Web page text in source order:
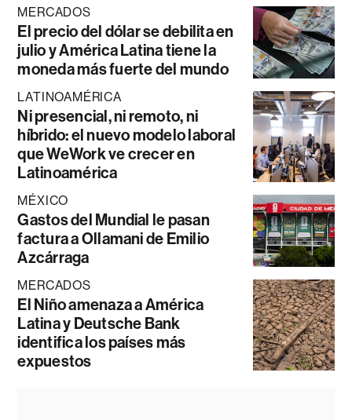
MERCADOS
El precio del dólar se debilita en
julio y América Latina tiene la
moneda más fuerte del mundo
LATINOAMÉRICA
Ni presencial, ni remoto, ni
híbrido: el nuevo modelo laboral
que WeWork ve crecer en
Latinoamérica
MÉXICO
Gastos del Mundial le pasan
factura a Ollamani de Emilio
Azcárraga
MERCADOS
El Niño amenaza a América
Latina y Deutsche Bank
identifica los países más
expuestos